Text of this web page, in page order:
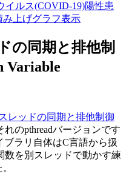
イルス(COVID-19)陽性患
み上げグラフ表示
の同期と排他制
Variable
レッドの同期と排他制御
のpthreadバージョンです
ブラリ自体はC言語から扱
数を別スレッドで動かす練